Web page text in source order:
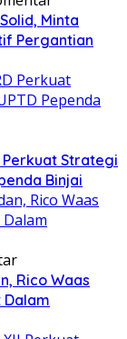
Minta
Pergantian
Perkuat Strategi
Binjai
Rico Waas
Dalam